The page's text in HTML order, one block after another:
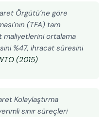
Örgütü’ne göre
(TFA) tam
maliyetlerini ortalama
%47, ihracat süresini
(2015)
Kolaylaştırma
sınır süreçleri